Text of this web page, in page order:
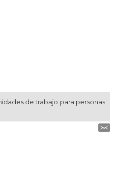
de trabajo para personas